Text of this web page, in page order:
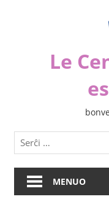
Le
MENUO